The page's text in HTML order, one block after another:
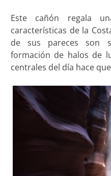
Este cañón regala
características de la
de sus pareces son
formación de halos de
centrales del día hace